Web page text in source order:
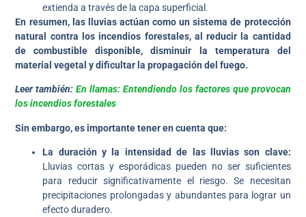
extienda a través de la capa superficial.
En resumen, las lluvias actúan como un sistema de protección
natural contra los incendios forestales, al reducir la cantidad
de combustible disponible, disminuir la temperatura del
material vegetal y dificultar la propagación del fuego.
Leer también:En llamas: Entendiendo los factores que provocan
los incendios forestales
Sin embargo, es importante tener en cuenta que:
La duración y la intensidad de las lluvias son clave:
Lluvias cortas y esporádicas pueden no ser suficientes
para reducir significativamente el riesgo. Se necesitan
precipitaciones prolongadas y abundantes para lograr un
efecto duradero.